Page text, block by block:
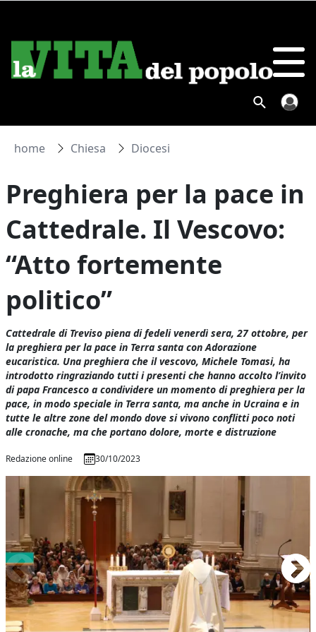
home Chiesa Diocesi
Preghiera per la pace in
Cattedrale. Il Vescovo:
“Atto fortemente
politico”
Cattedrale di Treviso piena di fedeli venerdì sera, 27 ottobre, per
la preghiera per la pace in Terra santa con Adorazione
eucaristica. Una preghiera che il vescovo, Michele Tomasi, ha
introdotto ringraziando tutti i presenti che hanno accolto l’invito
di papa Francesco a condividere un momento di preghiera per la
pace, in modo speciale in Terra santa, ma anche in Ucraina e in
tutte le altre zone del mondo dove si vivono conflitti poco noti
alle cronache, ma che portano dolore, morte e distruzione
Redazione online 30/10/2023